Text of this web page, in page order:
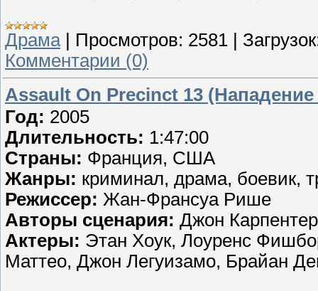
Драма| Просмотров: 2581
Комментарии (0)
Assault On Precinct 13
Год: 2005
Длительность: 1:47:00
Страны: Франция, США
Жанры: криминал, драма, боевик,
Режиссер: Жан-Франсуа Рише
Авторы сценария: Джон
Актеры: Этан Хоук, Лоуренс
Маттео, Джон Легуизамо, Брайан